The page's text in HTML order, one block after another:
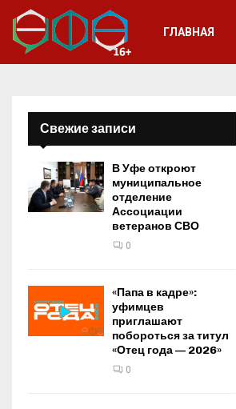
ГЛАВНАЯ
Свежие записи
В Уфе откроют
муниципальное
отделение
Ассоциации
ветеранов СВО
0
«Папа в кадре»:
уфимцев
приглашают
побороться за титул
«Отец года — 2026»
0